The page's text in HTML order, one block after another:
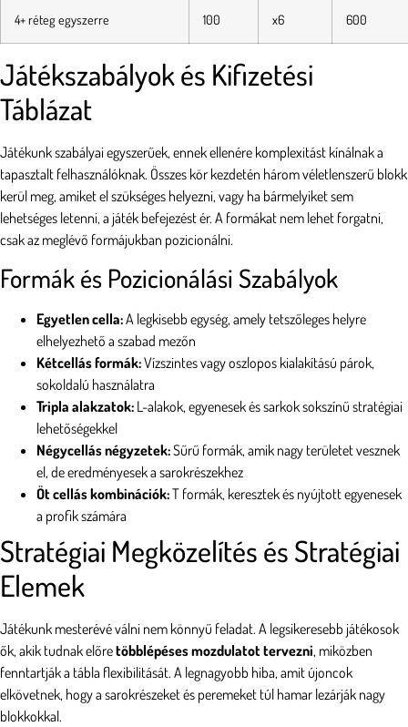
4+ réteg egyszerre 100 x6 600
Játékszabályok és Kifizetési
Táblázat
Játékunk szabályai egyszerűek, ennek ellenére komplexitást kínálnak a
tapasztalt felhasználóknak. Összes kör kezdetén három véletlenszerű blokk
kerül meg, amiket el szükséges helyezni, vagy ha bármelyiket sem
lehetséges letenni, a játék befejezést ér. A formákat nem lehet forgatni,
csak az meglévő formájukban pozicionálni.
Formák és Pozicionálási Szabályok
Egyetlen cella:A legkisebb egység, amely tetszőleges helyre
elhelyezhető a szabad mezőn
Kétcellás formák:Vízszintes vagy oszlopos kialakítású párok,
sokoldalú használatra
Tripla alakzatok: L-alakok, egyenesek és sarkok sokszínű stratégiai
lehetőségekkel
Négycellás négyzetek:Sűrű formák, amik nagy területet vesznek
el, de eredményesek a sarokrészekhez
Öt cellás kombinációk:T formák, keresztek és nyújtott egyenesek
a profik számára
Stratégiai Megközelítés és Stratégiai
Elemek
Játékunk mesterévé válni nem könnyű feladat. A legsikeresebb játékosok
ők, akik tudnak előretöbblépéses mozdulatot tervezni, miközben
fenntartják a tábla flexibilitását. A legnagyobb hiba, amit újoncok
elkövetnek, hogy a sarokrészeket és peremeket túl hamar lezárják nagy
blokkokkal.